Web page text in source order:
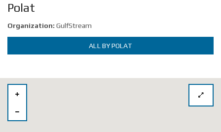
Polat
Organization: GulfStream
ALL BY POLAT